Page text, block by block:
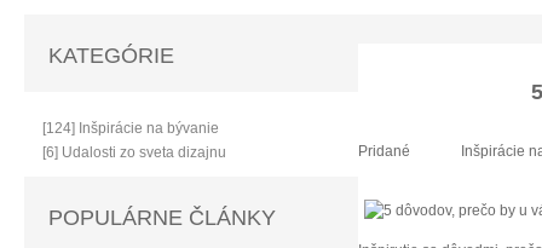
KATEGÓRIE
[124] Inšpirácie na bývanie
[6] Udalosti zo sveta dizajnu
POPULÁRNE ČLÁNKY
Pridané Inšpirácie